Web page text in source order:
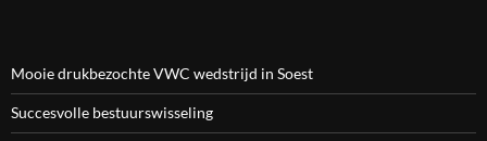
Mooie drukbezochte VWC wedstrijd in Soest
Succesvolle bestuurswisseling